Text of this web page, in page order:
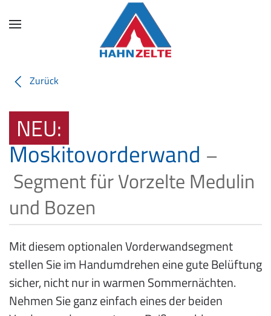
Zurück
NEU:
Moskitovorderwand –
Segment für Vorzelte Medulin
und Bozen
Mit diesem optionalen Vorderwandsegment
stellen Sie im Handumdrehen eine gute Belüftung
sicher, nicht nur in warmen Sommernächten.
Nehmen Sie ganz einfach eines der beiden